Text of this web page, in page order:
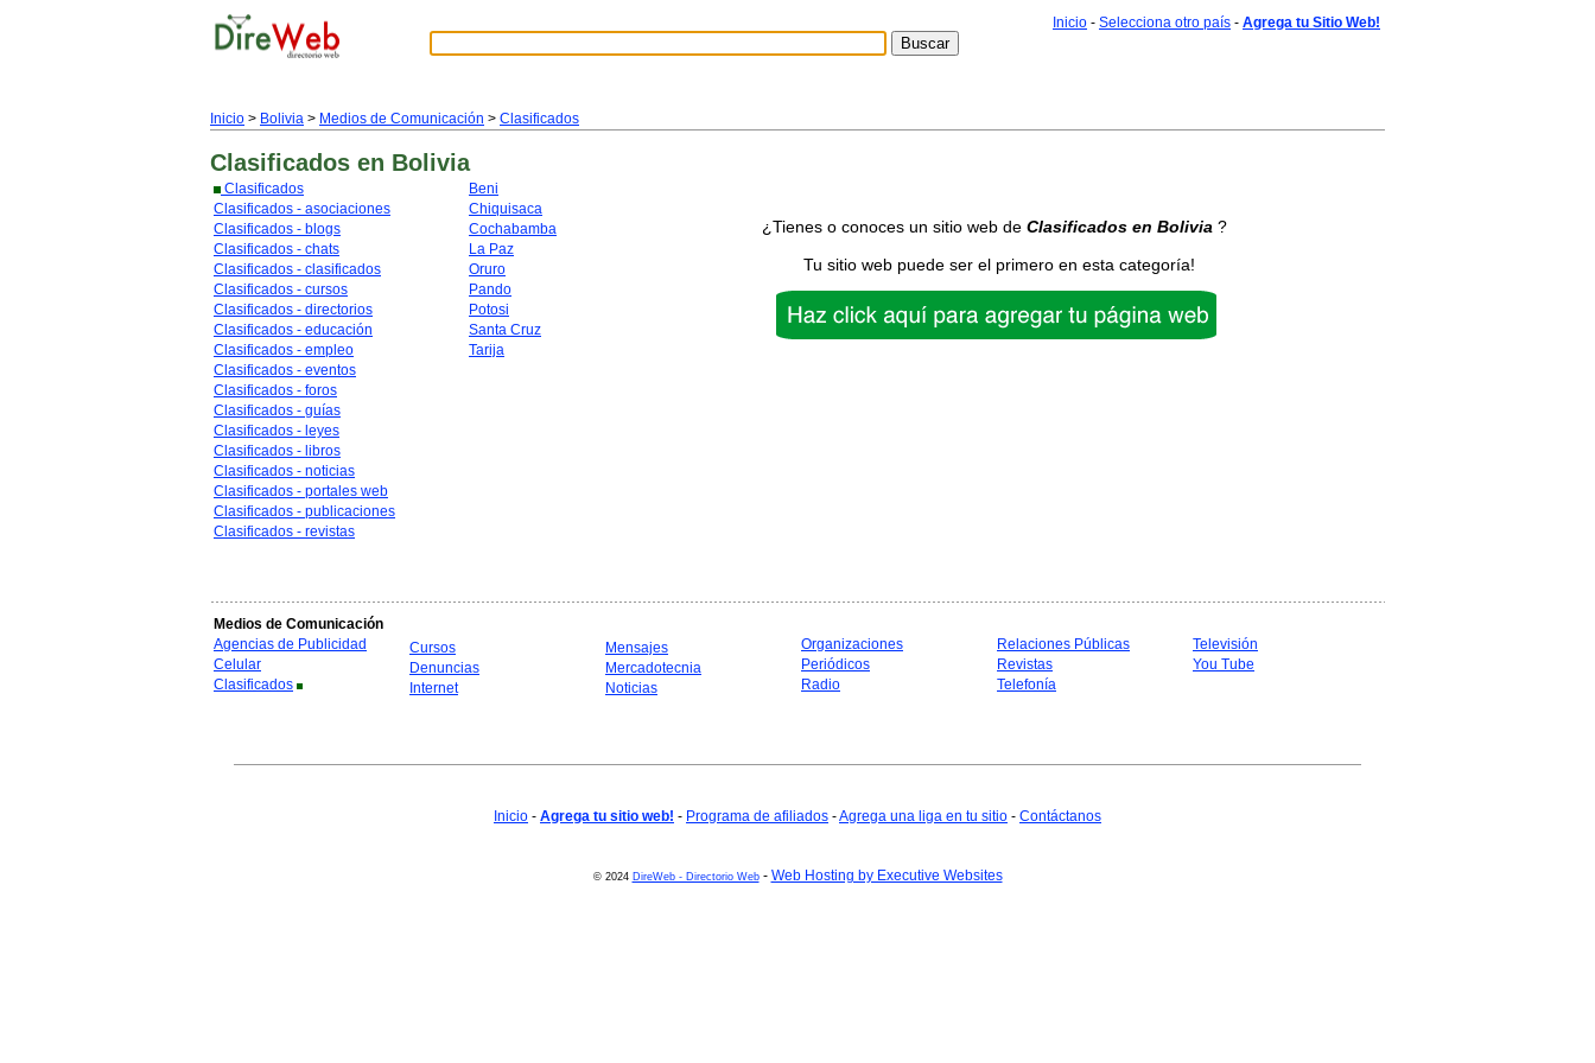
Inicio - Selecciona otro país - Agrega tu Sitio Web!
Inicio > Bolivia > Medios de Comunicación > Clasificados
Clasificados en Bolivia
Clasificados
Clasificados - asociaciones
Clasificados - blogs
Clasificados - chats
Clasificados - clasificados
Clasificados - cursos
Clasificados - directorios
Clasificados - educación
Clasificados - empleo
Clasificados - eventos
Clasificados - foros
Clasificados - guías
Clasificados - leyes
Clasificados - libros
Clasificados - noticias
Clasificados - portales web
Clasificados - publicaciones
Clasificados - revistas
Beni
Chiquisaca
Cochabamba
La Paz
Oruro
Pando
Potosi
Santa Cruz
Tarija
¿Tienes o conoces un sitio web de Clasificados en Bolivia ?
Tu sitio web puede ser el primero en esta categoría!
Medios de Comunicación
Agencias de Publicidad
Celular
Clasificados
Cursos
Denuncias
Internet
Mensajes
Mercadotecnia
Noticias
Organizaciones
Periódicos
Radio
Relaciones Públicas
Revistas
Telefonía
Televisión
You Tube
Inicio - Agrega tu sitio web! - Programa de afiliados -Agrega una liga en tu sitio - Contáctanos
© 2024 DireWeb - Directorio Web- Web Hosting by Executive Websites